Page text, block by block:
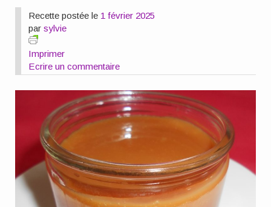
Recette postée le 1 février 2025
parsylvie
Imprimer
Ecrire un commentaire